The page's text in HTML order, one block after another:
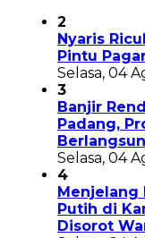
2
Nyaris
Pintu
Selasa, 04
3
Banjir
Padang,
Selasa, 04
4
Menjelang
Putih di
Disorot